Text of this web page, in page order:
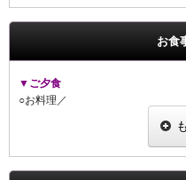
静けさに包まれる渓谷の宿で、
旬の恵みと湯のやすらぎに身をゆ
― ご宿泊プラン特典 ―
1.基本プランより【最大割引】の早
2.チェックイン前・アウト後も駐
5.ラウンジで大人の方1名様につ
お食
▼ご夕食
○お料理／
伊賀の旬の季節のスタンダード会席
▼ご朝食